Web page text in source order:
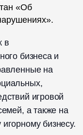
«Об
в
бизнеса и
на
игровой
а также на
бизнесу.